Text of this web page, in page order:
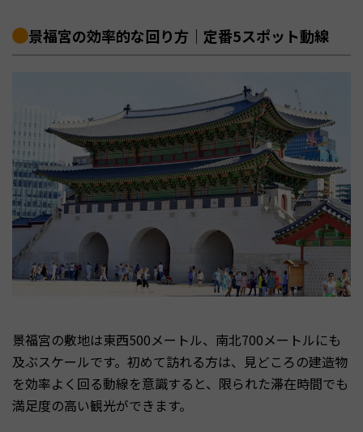
景福宮の効率的な回り方｜定番5スポット動線
景福宮の敷地は東西500メートル、南北700メートルにも
及ぶスケールです。初めて訪れる方は、見どころの建造物
を効率よく回る動線を意識すると、限られた滞在時間でも
満足度の高い観光ができます。